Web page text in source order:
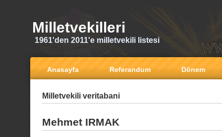
Milletvekilleri
1961'den 2011'e milletvekili listesi
Anasayfa Referandum Dönem
Milletvekili veritabani
Mehmet IRMAK